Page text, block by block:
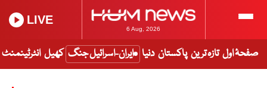
6 Aug, 2026
LIVE
صفحۂ اول تازہ ترین پاکستان دنیا ایران-اسرائیل جنگ کھیل انٹرٹینمنٹ